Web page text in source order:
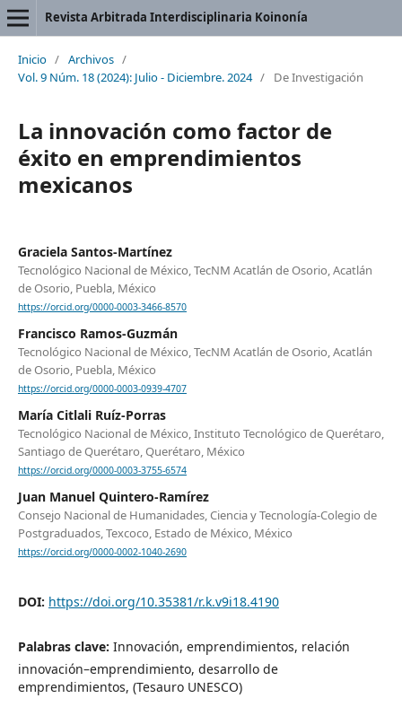
Revista Arbitrada Interdisciplinaria Koinonía
Inicio / Archivos /
Vol. 9 Núm. 18 (2024): Julio - Diciembre. 2024 / De Investigación
La innovación como factor de
éxito en emprendimientos
mexicanos
Graciela Santos-Martínez
Tecnológico Nacional de México, TecNM Acatlán de Osorio, Acatlán
de Osorio, Puebla, México
https://orcid.org/0000-0003-3466-8570
Francisco Ramos-Guzmán
Tecnológico Nacional de México, TecNM Acatlán de Osorio, Acatlán
de Osorio, Puebla, México
https://orcid.org/0000-0003-0939-4707
María Citlali Ruíz-Porras
Tecnológico Nacional de México, Instituto Tecnológico de Querétaro,
Santiago de Querétaro, Querétaro, México
https://orcid.org/0000-0003-3755-6574
Juan Manuel Quintero-Ramírez
Consejo Nacional de Humanidades, Ciencia y Tecnología-Colegio de
Postgraduados, Texcoco, Estado de México, México
https://orcid.org/0000-0002-1040-2690
DOI: https://doi.org/10.35381/r.k.v9i18.4190
Palabras clave: Innovación, emprendimientos, relación
innovación–emprendimiento, desarrollo de
emprendimientos, (Tesauro UNESCO)